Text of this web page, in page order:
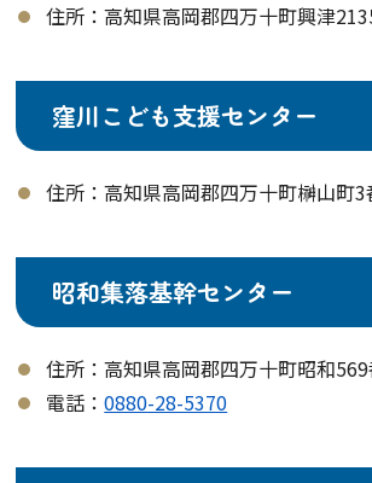
住所：高知県高岡郡四万十町興津
窪川こども支援センター
住所：高知県高岡郡四万十町榊山町3
昭和集落基幹センター
住所：高知県高岡郡四万十町昭和
電話：0880-28-5370